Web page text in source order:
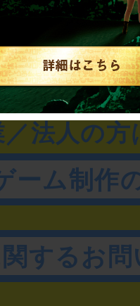
のお客様
ケット
法人の方
ーム制作
するお